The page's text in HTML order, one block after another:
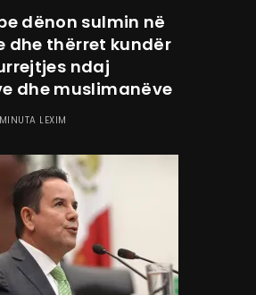
dënon sulmin në
dhe thërret kundër
ndaj
dhe muslimanëve
LEXIM